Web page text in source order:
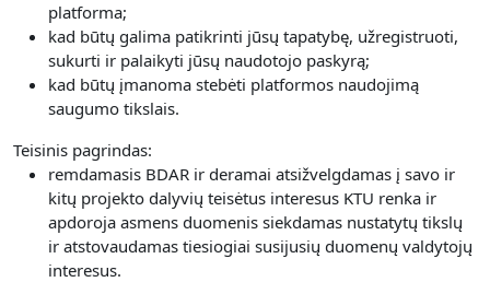
platforma;
kad būtų galima patikrinti jūsų tapatybę, užregistruoti,
sukurti ir palaikyti jūsų naudotojo paskyrą;
kad būtų įmanoma stebėti platformos naudojimą
saugumo tikslais.
Teisinis pagrindas:
remdamasis BDAR ir deramai atsižvelgdamas į savo ir
kitų projekto dalyvių teisėtus interesus KTU renka ir
apdoroja asmens duomenis siekdamas nustatytų tikslų
ir atstovaudamas tiesiogiai susijusių duomenų valdytojų
interesus.